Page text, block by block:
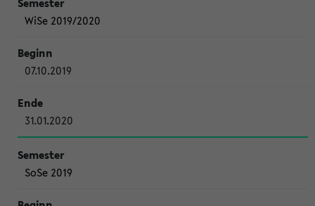
WiSe 2019/2020
07.10.2019
31.01.2020
SoSe 2019